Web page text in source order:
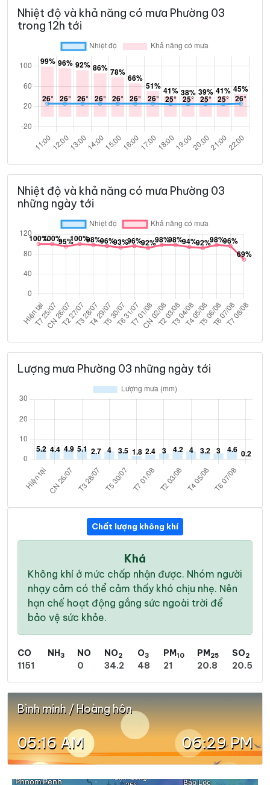
Nhiệt độ và khả năng có mưa Phường 03
trong 12h tới
Nhiệt độ và khả năng có mưa Phường 03
những ngày tới
Lượng mưa Phường 03 những ngày tới
Chất lượng không khí
Khá
Không khí ở mức chấp nhận được. Nhóm người
nhạy cảm có thể cảm thấy khó chịu nhẹ. Nên
hạn chế hoạt động gắng sức ngoài trời để
bảo vệ sức khỏe.
CO
1151
NH3
NO
0
NO2
34.2
O3
48
PM10
21
PM25
20.8
SO2
20.5
Bình minh / Hoàng hôn
05:16 AM 06:29 PM